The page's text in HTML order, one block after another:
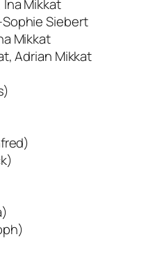
Mikkat
Siebert
Mikkat
Adrian Mikkat